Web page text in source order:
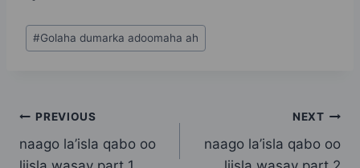
Post
Tags:
#Golaha dumarka adoomaha ah
Post
navigation
PREVIOUS
naago la’isla qabo oo
NEXT
naago la’isla qabo oo